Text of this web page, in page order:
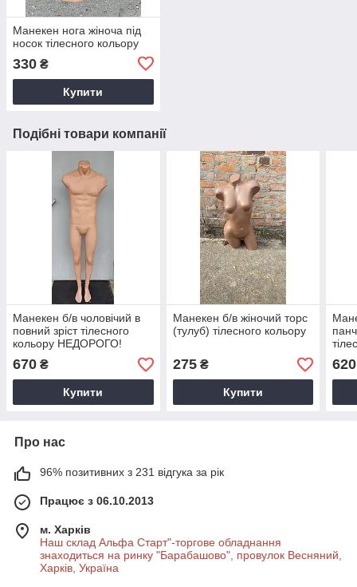
Манекен нога жіноча під
носок тілесного кольору
330 ₴
Купити
Подібні товари компанії
Манекен б/в чоловічий в
повний зріст тілесного
кольору НЕДОРОГО!
670 ₴
Купити
Манекен б/в жіночий торс
(тулуб) тілесного кольору
275₴
Купити
620
Про нас
96% позитивних з 231 відгука за рік
Працює з 06.10.2013
м. Харків
Наш склад Альфа Старт"-торгове обладнання
знаходиться на ринку "Барабашово", провулок Весняний,
Харків, Україна